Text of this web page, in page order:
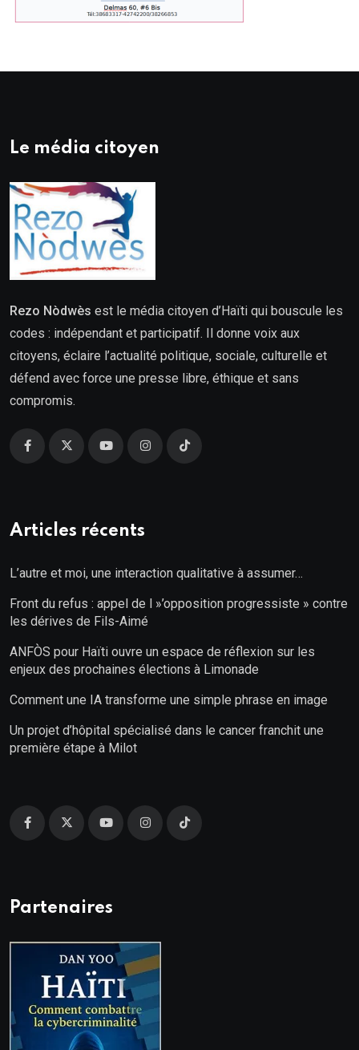
Le média citoyen
Rezo Nòdwès est le média citoyen d’Haïti qui bouscule les
codes : indépendant et participatif. Il donne voix aux
citoyens, éclaire l’actualité politique, sociale, culturelle et
défend avec force une presse libre, éthique et sans
compromis.
Articles récents
L’autre et moi, une interaction qualitative à assumer…
Front du refus : appel de l »’opposition progressiste » contre
les dérives de Fils-Aimé
ANFÒS pour Haïti ouvre un espace de réflexion sur les
enjeux des prochaines élections à Limonade
Comment une IA transforme une simple phrase en image
Un projet d’hôpital spécialisé dans le cancer franchit une
première étape à Milot
Partenaires